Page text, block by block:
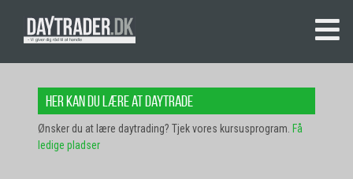
Her kan du lære at daytrade
Ønsker du at lære daytrading? Tjek vores kursusprogram. Få
ledige pladser